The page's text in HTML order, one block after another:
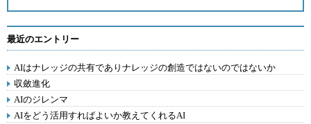
最近のエントリー
AIはナレッジの共有でありナレッジの創造ではないのではないか
収斂進化
AIのジレンマ
AIをどう活用すればよいか教えてくれるAI